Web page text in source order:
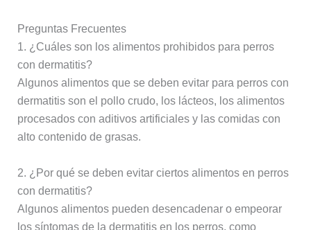
Preguntas Frecuentes
1. ¿Cuáles son los alimentos prohibidos para perros
con dermatitis?
Algunos alimentos que se deben evitar para perros con
dermatitis son el pollo crudo, los lácteos, los alimentos
procesados con aditivos artificiales y las comidas con
alto contenido de grasas.
2. ¿Por qué se deben evitar ciertos alimentos en perros
con dermatitis?
Algunos alimentos pueden desencadenar o empeorar
los síntomas de la dermatitis en los perros, como